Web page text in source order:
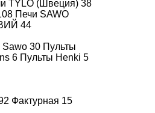
TYLO (Швеция) 38
Печи SAWO
44
Sawo 30 Пульты
6 Пульты Henki 5
Фактурная 15
Подробнее